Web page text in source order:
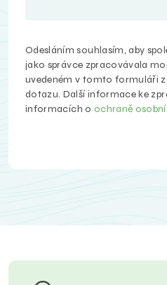
Odesláním souhlasím, aby
jako správce zpracovávala
uvedeném v tomto formuláři
dotazu. Další informace ke
informacích o ochraně